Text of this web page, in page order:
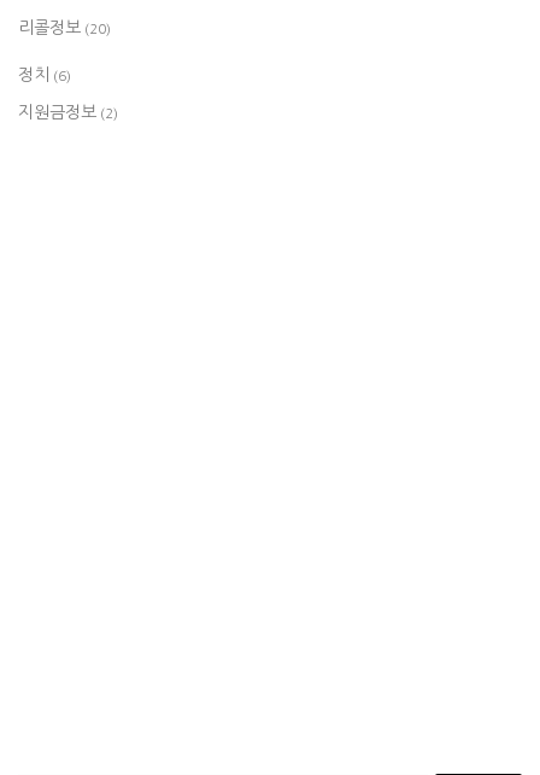
리콜정보 (20)
정치 (6)
지원금정보 (2)